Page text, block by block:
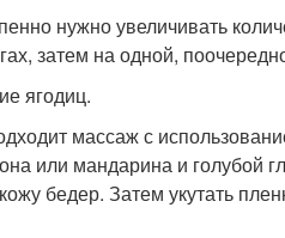
нужно увеличивать
затем на одной,
ягодиц.
массаж с
или мандарина и голубой
бедер. Затем укутать